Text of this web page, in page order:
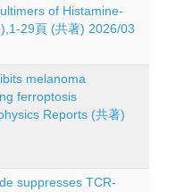
of Histamine-
29頁 (共著) 2026/03
melanoma
ferroptosis
Reports (共著)
suppresses TCR-